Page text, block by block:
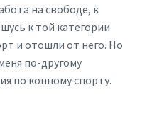
на свободе, к
к той категории
и отошли от него. Но
по-другому
по конному спорту.